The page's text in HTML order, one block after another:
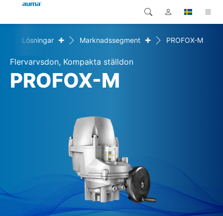
Produkter
Lösningar
Global
Europa
Nordamerika
Sök
Lösningar + Marknadssegment + PROFOX-M
Flervarvsdon, Kompakta ställdon
PROFOX-M